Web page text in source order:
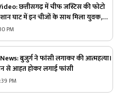
छत्तीसगढ़ में चीफ जस्टिस की फोटो
घाट में इन चीजों के साथ मिला युवक,
PM
बुजुर्ग ने फांसी लगाकर की आत्महत्या।
से आहत होकर लगाई फांसी
PM